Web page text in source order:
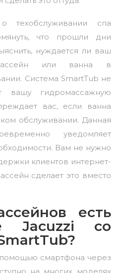
спа
что прошли дни
нуждается ли ваш
или ванна в
Система SmartTub не
вашу гидромассажную
вас, если ванна
обслуживании. Данная
уведомляет
Вам не нужно
клиентов интернет-
сделает это вместо
есть
Jacuzzi со
смартфона через